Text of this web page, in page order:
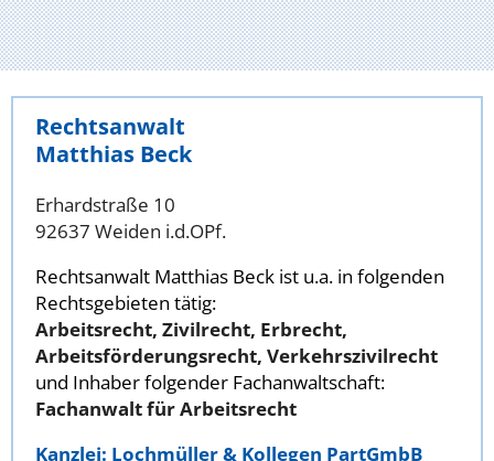
Rechtsanwalt
Matthias Beck
Erhardstraße 10
92637 Weiden i.d.OPf.
Rechtsanwalt Matthias Beck ist u.a. in folgenden
Rechtsgebieten tätig:
Arbeitsrecht, Zivilrecht, Erbrecht,
Arbeitsförderungsrecht, Verkehrszivilrecht
und Inhaber folgender Fachanwaltschaft:
Fachanwalt für Arbeitsrecht
Kanzlei: Lochmüller & Kollegen PartGmbB